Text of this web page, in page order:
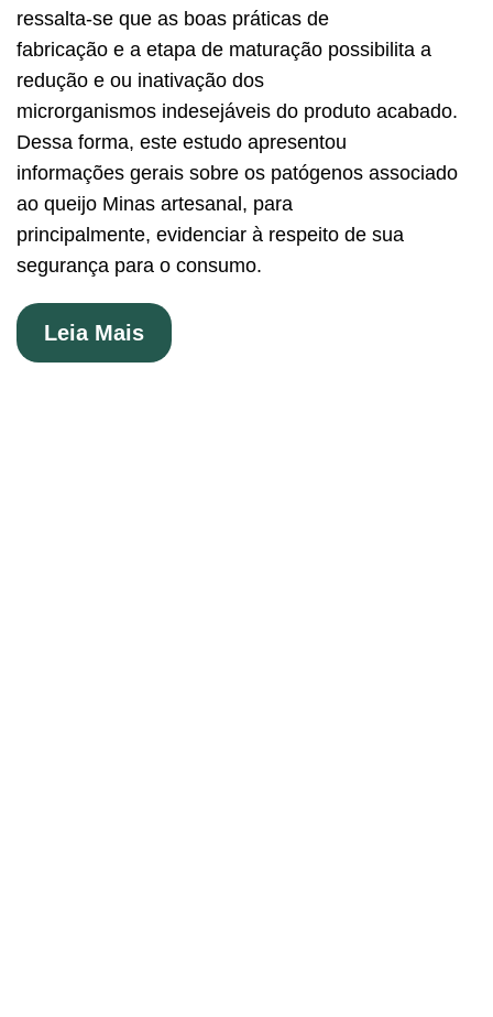
ressalta-se que as boas práticas de
fabricação e a etapa de maturação possibilita a
redução e ou inativação dos
microrganismos indesejáveis do produto acabado.
Dessa forma, este estudo apresentou
informações gerais sobre os patógenos associado
ao queijo Minas artesanal, para
principalmente, evidenciar à respeito de sua
segurança para o consumo.
Leia Mais